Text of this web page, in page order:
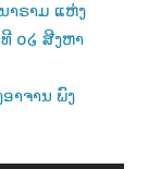
າຣາມ ແຫ່ງ
໐໒ ສີງຫາ
າຈານ ພົງ